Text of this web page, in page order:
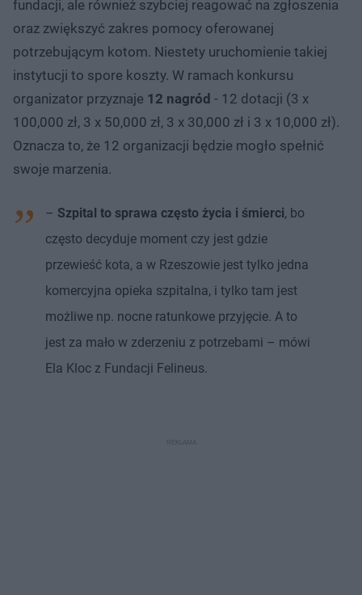
fundacji, ale również szybciej reagować na zgłoszenia
oraz zwiększyć zakres pomocy oferowanej
potrzebującym kotom. Niestety uruchomienie takiej
instytucji to spore koszty. W ramach konkursu
organizator przyznaje 12 nagród - 12 dotacji (3 x
100,000 zł, 3 x 50,000 zł, 3 x 30,000 zł i 3 x 10,000 zł).
Oznacza to, że 12 organizacji będzie mogło spełnić
swoje marzenia.
– Szpital to sprawa często życia i śmierci, bo
często decyduje moment czy jest gdzie
przewieść kota, a w Rzeszowie jest tylko jedna
komercyjna opieka szpitalna, i tylko tam jest
możliwe np. nocne ratunkowe przyjęcie. A to
jest za mało w zderzeniu z potrzebami – mówi
Ela Kloc z Fundacji Felineus.